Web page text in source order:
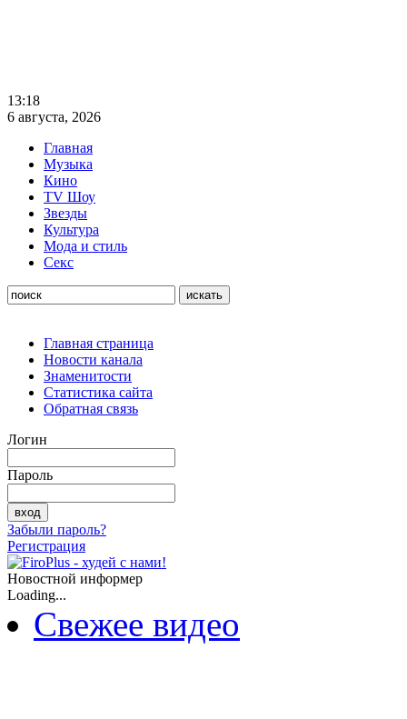
13:18
6 августа, 2026
Главная
Музыка
Кино
TV Шоу
Звезды
Культура
Мода и стиль
Секс
Главная страница
Новости канала
Знаменитости
Статистика сайта
Обратная связь
Логин
Пароль
Забыли пароль?
Регистрация
Новостной информер
Loading...
Свежее видео